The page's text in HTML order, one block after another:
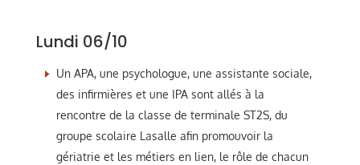
Lundi 06/10
Un APA, une psychologue, une assistante sociale,
des infirmières et une IPA sont allés à la
rencontre de la classe de terminale ST2S, du
groupe scolaire Lasalle afin promouvoir la
gériatrie et les métiers en lien, le rôle de chacun